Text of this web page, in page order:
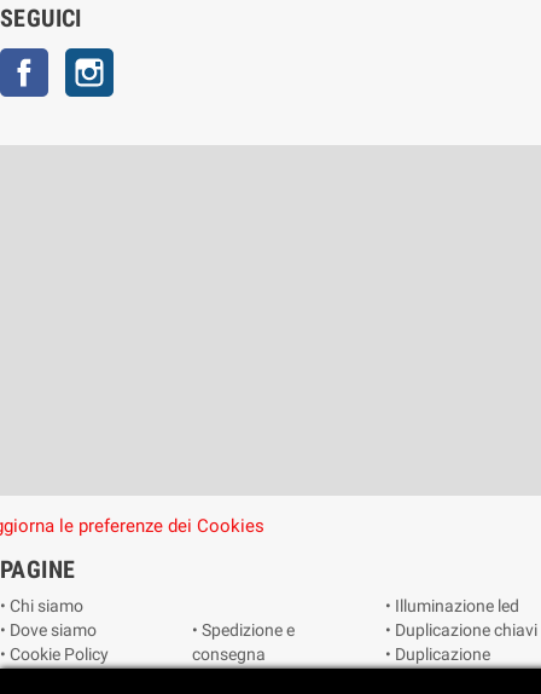
SEGUICI
Facebook
le preferenze dei Cookies
PAGINE
• Chi siamo
• Dove siamo
• Cookie Policy
• Spedizione e
consegna
• Illuminazione led
• Duplicazione chiavi
• Duplicazione